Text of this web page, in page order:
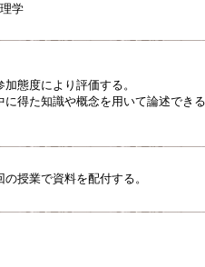
学
態度により評価する。
得た知識や概念を用いて論述でき
授業で資料を配付する。